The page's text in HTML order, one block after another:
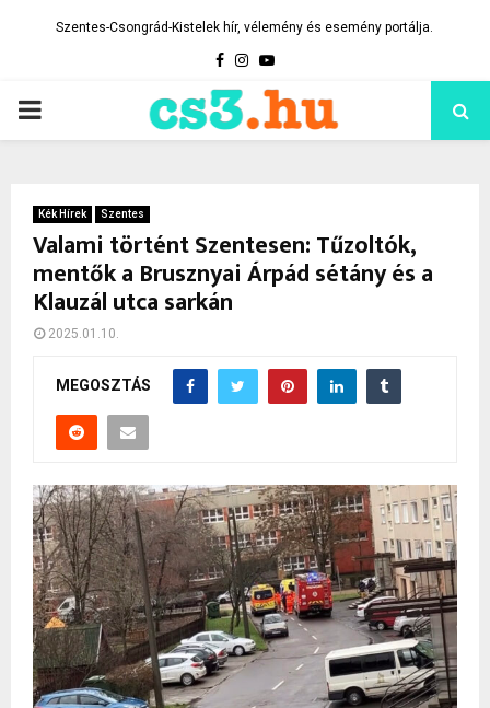
Szentes-Csongrád-Kistelek hír, vélemény és esemény portálja.
Facebook
Instagram
Youtube
PRIMARY
Kék Hírek Szentes
Valami történt Szentesen: Tűzoltók,
mentők a Brusznyai Árpád sétány és a
Klauzál utca sarkán
2025.01.10.
MEGOSZTÁS